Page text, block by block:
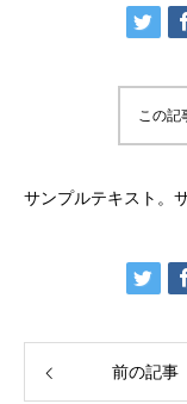
この記
サンプルテキスト。
前の記事